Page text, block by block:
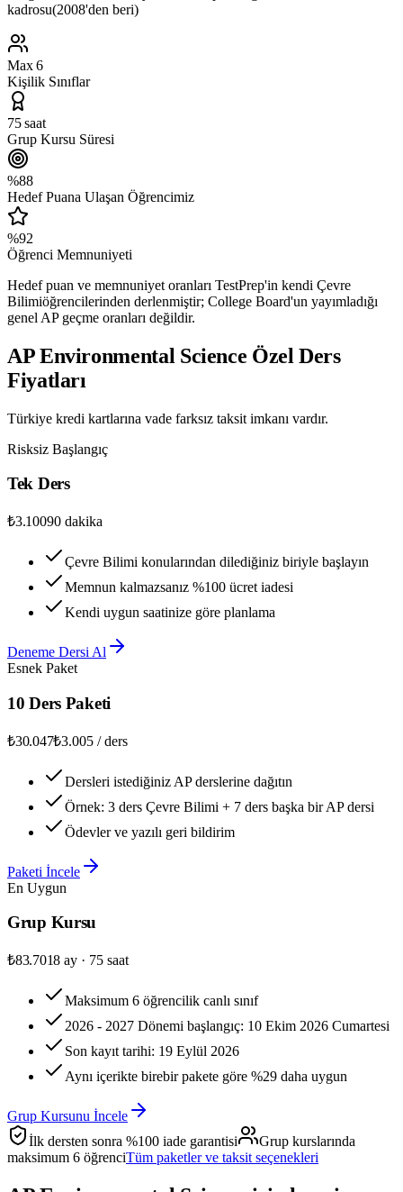
kadrosu(2008'den beri)
Max 6
Kişilik Sınıflar
75 saat
Grup Kursu Süresi
%88
Hedef Puana Ulaşan Öğrencimiz
%92
Öğrenci Memnuniyeti
Hedef puan ve memnuniyet oranları TestPrep'in kendi Çevre
Bilimiöğrencilerinden derlenmiştir; College Board'un yayımladığı
genel AP geçme oranları değildir.
AP Environmental Science Özel Ders
Fiyatları
Türkiye kredi kartlarına vade farksız taksit imkanı vardır.
Risksiz Başlangıç
Tek Ders
₺3.10090 dakika
Çevre Bilimi konularından dilediğiniz biriyle başlayın
Memnun kalmazsanız %100 ücret iadesi
Kendi uygun saatinize göre planlama
Deneme Dersi Al
Esnek Paket
10 Ders Paketi
₺30.047₺3.005 / ders
Dersleri istediğiniz AP derslerine dağıtın
Örnek: 3 ders Çevre Bilimi + 7 ders başka bir AP dersi
Ödevler ve yazılı geri bildirim
Paketi İncele
En Uygun
Grup Kursu
₺83.7018 ay · 75 saat
Maksimum 6 öğrencilik canlı sınıf
2026 - 2027 Dönemi başlangıç: 10 Ekim 2026 Cumartesi
Son kayıt tarihi: 19 Eylül 2026
Aynı içerikte birebir pakete göre %29 daha uygun
Grup Kursunu İncele
İlk dersten sonra %100 iade garantisi
Grup kurslarında
maksimum 6 öğrenciTüm paketler ve taksit seçenekleri